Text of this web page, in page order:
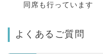
同席も行っています
よくあるご質問